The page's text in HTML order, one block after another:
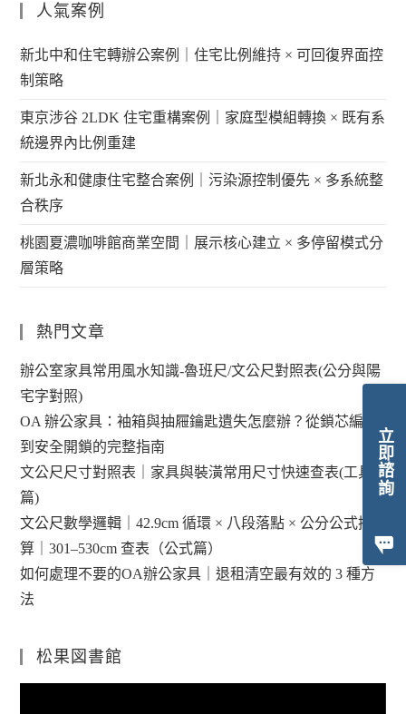
立即諮詢
人氣案例
新北中和住宅轉辦公案例｜住宅比例維持 × 可回復界面控
制策略
東京涉谷 2LDK 住宅重構案例｜家庭型模組轉換 × 既有系
統邊界內比例重建
新北永和健康住宅整合案例｜污染源控制優先 × 多系統整
合秩序
桃園夏濃咖啡館商業空間｜展示核心建立 × 多停留模式分
層策略
熱門文章
辦公室家具常用風水知識-魯班尺/文公尺對照表(公分與陽
宅字對照)
OA 辦公家具：袖箱與抽屜鑰匙遺失怎麼辦？從鎖芯編碼
到安全開鎖的完整指南
文公尺尺寸對照表｜家具與裝潢常用尺寸快速查表(工具
篇)
文公尺數學邏輯｜42.9cm 循環 × 八段落點 × 公分公式換
算｜301–530cm 查表（公式篇）
如何處理不要的OA辦公家具｜退租清空最有效的 3 種方
法
松果図書館